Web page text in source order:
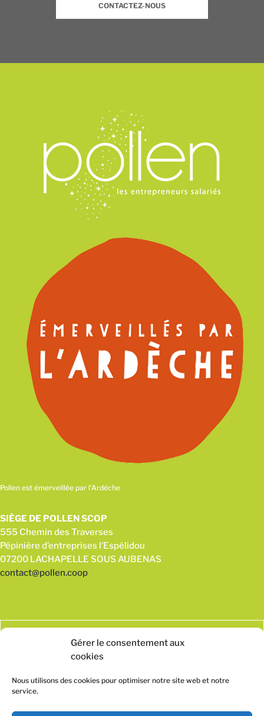
Gérer le consentement aux
cookies
Nous utilisons des cookies pour optimiser notre site web et notre
service.
CONTACTEZ-NOUS
Pollen est émerveillée par l’Ardéche
SIÈGE DE POLLEN SCOP
555 Chemin des Traverses
Pépinière d’entreprises l’Espélidou
07200 LACHAPELLE SOUS AUBENAS
contact@pollen.coop